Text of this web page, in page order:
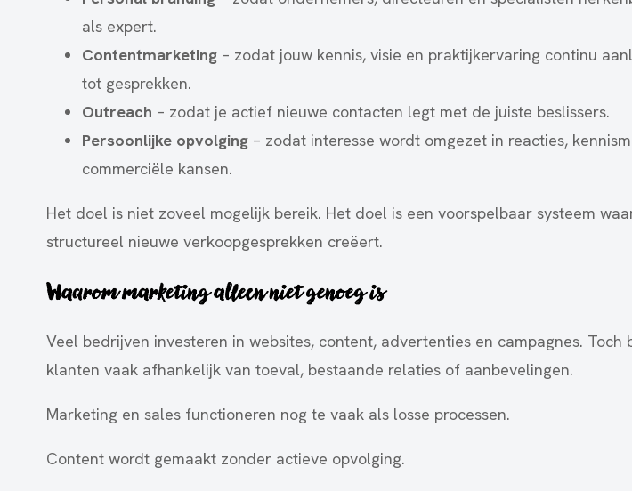
als expert.
Contentmarketing – zodat jouw kennis, visie en praktijkervaring continu
tot gesprekken.
Outreach – zodat je actief nieuwe contacten legt met de juiste beslissers.
Persoonlijke opvolging – zodat interesse wordt omgezet in reacties,
commerciële kansen.
Het doel is niet zoveel mogelijk bereik. Het doel is een voorspelbaar systeem
structureel nieuwe verkoopgesprekken creëert.
Waarom marketing alleen niet genoeg is
Veel bedrijven investeren in websites, content, advertenties en campagnes. Toch
klanten vaak afhankelijk van toeval, bestaande relaties of aanbevelingen.
Marketing en sales functioneren nog te vaak als losse processen.
Content wordt gemaakt zonder actieve opvolging.